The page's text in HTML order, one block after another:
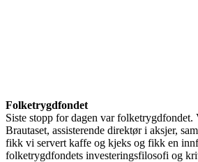
Folketrygdfondet
Siste stopp for dagen var
Brautaset, assisterende direktør i aksjer,
fikk vi servert kaffe og kjeks og fikk en
folketrygdfondets investeringsfilosofi og